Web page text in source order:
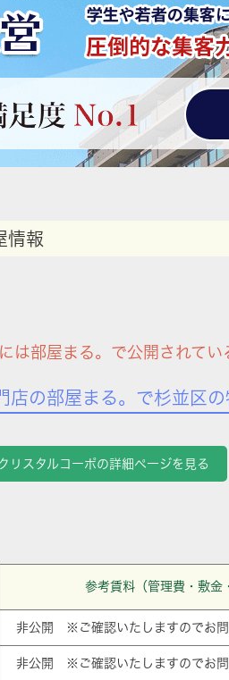
情報
は部屋まる。で公開されてい
店の部屋まる。で杉並区
リスタルコーポの詳細ページを見る
参考賃料（管理費・敷金
非公開 ※ご確認いたしますのでお問
非公開 ※ご確認いたしますのでお問